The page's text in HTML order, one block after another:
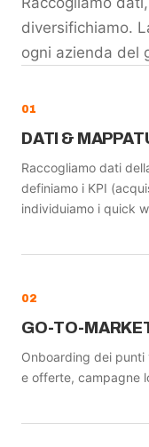
diversifichiamo.
ogni azienda del
01
DATI &
Raccogliamo dati
definiamo i KPI
individuiamo i quick
02
GO-TO-
Onboarding dei
e offerte, campagne